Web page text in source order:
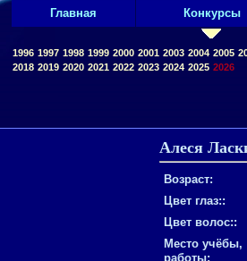
Главная Конкурсы
1996 1997 1998 1999 2000 2001 2003 2004 2005
2018 2019 2020 2021 2022 2023 2024 2025 2026
Алеся
Возраст:
Цвет глаз::
Цвет волос::
Место учёбы,
работы: